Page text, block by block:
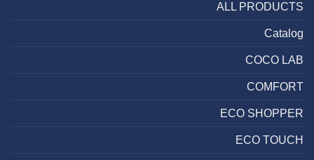
ذلك؟!
ALL PRODUCTS
Catalog
COCO LAB
COMFORT
ECO SHOPPER
ECO TOUCH